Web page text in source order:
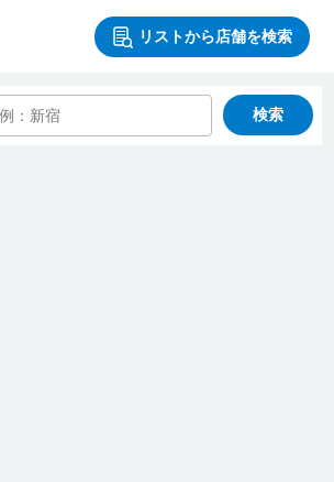
リストから店舗を検索
検索